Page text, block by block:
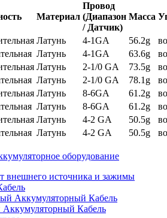
Материал
Провод
(Диапазон
/ Датчик)
Масса
Латунь 4-1GA 56.2g
Латунь 4-1GA 63.6g
Латунь 2-1/0 GA 73.5g
Латунь 2-1/0 GA 78.1g
Латунь 8-6GA 61.2g
Латунь 8-6GA 61.2g
Латунь 4-2 GA 50.5g
Латунь 4-2 GA 50.5g
оборудование
внешнего источника и зажимы
Аккумуляторный Кабель
Кабель